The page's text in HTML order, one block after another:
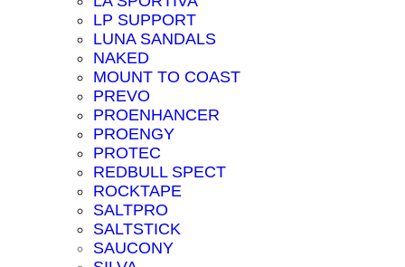
LP SUPPORT
LUNA SANDALS
NAKED
MOUNT TO COAST
PREVO
PROENHANCER
PROENGY
PROTEC
REDBULL SPECT
ROCKTAPE
SALTPRO
SALTSTICK
SAUCONY